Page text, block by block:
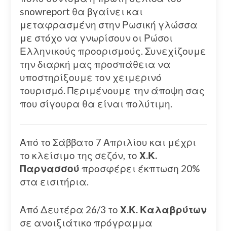
snowreport θα βγαίνει και
μεταφρασμένη στην Ρωσική γλώσσα
με στόχο να γνωρίσουν οι Ρώσοι
Ελληνικούς προορισμούς. Συνεχίζουμε
την διαρκή μας προσπάθεια να
υποστηρίξουμε τον χειμερινό
τουρισμό. Περιμένουμε την άποψη σας
που σίγουρα θα είναι πολύτιμη.
Από το Σάββατο 7 Απριλίου και μέχρι
το κλείσιμο της σεζόν, το Χ.Κ.
Παρνασσού προσφέρει έκπτωση 20%
στα εισιτήρια.
Από Δευτέρα 26/3 το Χ.Κ. Καλαβρύτων
σε ανοιξιάτικο πρόγραμμα